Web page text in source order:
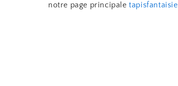
notre page principaletapisfantaisie